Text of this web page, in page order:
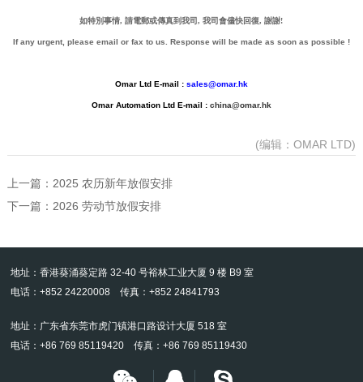
如特別事情, 請電郵或傳真到我司, 我司會儘快回復, 謝謝!
If any urgent, please email or fax to us. Response will be made as soon as possible !
Omar Ltd E-mail : sales@omar.hk
Omar Automation Ltd E-mail : china@omar.hk
(编辑：OMAR LTD)
上一篇： 2025 农历新年放假安排
下一篇： 2026 劳动节放假安排
地址：香港葵涌葵定路 32-40 号裕林工业大厦 9 楼 B9 室
电话：+852 24220008 传真：+852 24841793
地址：广东省东莞市虎门镇港口路设计大厦 518 室
电话：+86 769 85119420 传真：+86 769 85119430